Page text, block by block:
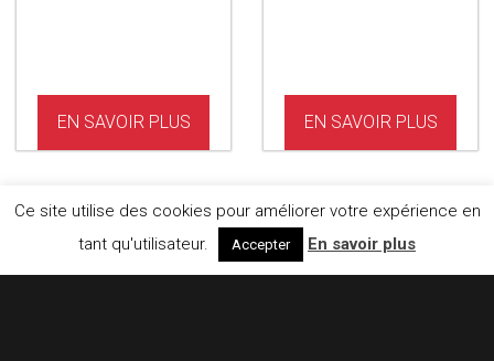
EN SAVOIR PLUS EN SAVOIR PLUS
Ce site utilise des cookies pour améliorer votre expérience en
tant qu'utilisateur.
Accepter En savoir plus